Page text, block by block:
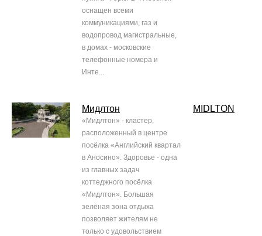
оснащен всеми
коммуникациями, газ и
водопровод магистральные,
в домах - московские
телефонные номера и
Инте...
Мидлтон
«Мидлтон» - кластер,
расположенный в центре
посёлка «Английский квартал
в Аносино». Здоровье - одна
из главных задач
коттеджного посёлка
«Мидлтон». Большая
зелёная зона отдыха
позволяет жителям не
только с удовольствием
MIDLTON